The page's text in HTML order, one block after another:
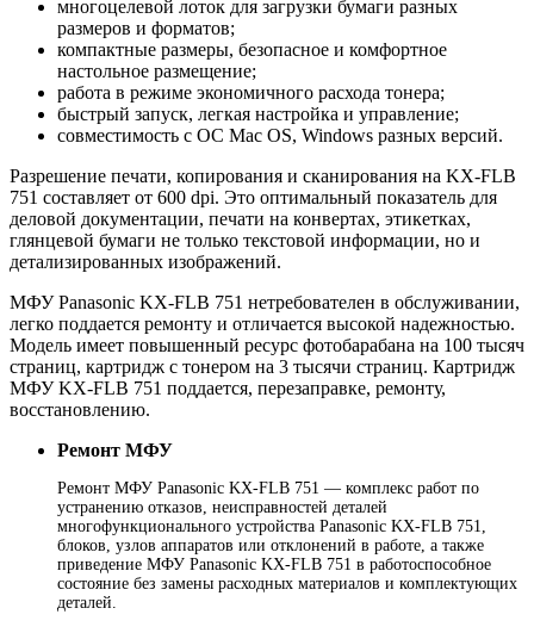
многоцелевой лоток для загрузки бумаги разных
размеров и форматов;
компактные размеры, безопасное и комфортное
настольное размещение;
работа в режиме экономичного расхода тонера;
быстрый запуск, легкая настройка и управление;
совместимость с ОС Mac OS, Windows разных версий.
Разрешение печати, копирования и сканирования на KX-FLB
751 составляет от 600 dpi. Это оптимальный показатель для
деловой документации, печати на конвертах, этикетках,
глянцевой бумаги не только текстовой информации, но и
детализированных изображений.
МФУ Panasonic KX-FLB 751 нетребователен в обслуживании,
легко поддается ремонту и отличается высокой надежностью.
Модель имеет повышенный ресурс фотобарабана на 100 тысяч
страниц, картридж с тонером на 3 тысячи страниц. Картридж
МФУ KX-FLB 751 поддается, перезаправке, ремонту,
восстановлению.
Ремонт МФУ
Ремонт МФУ Panasonic KX-FLB 751 — комплекс работ по
устранению отказов, неисправностей деталей
многофункционального устройства Panasonic KX-FLB 751,
блоков, узлов аппаратов или отклонений в работе, а также
приведение МФУ Panasonic KX-FLB 751 в работоспособное
состояние без замены расходных материалов и комплектующих
деталей.